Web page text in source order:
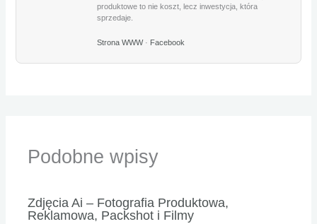
produktowe to nie koszt, lecz inwestycja, która
sprzedaje.
Strona WWW· Facebook
Podobne wpisy
Zdjęcia Ai – Fotografia Produktowa,
Reklamowa, Packshot i Filmy